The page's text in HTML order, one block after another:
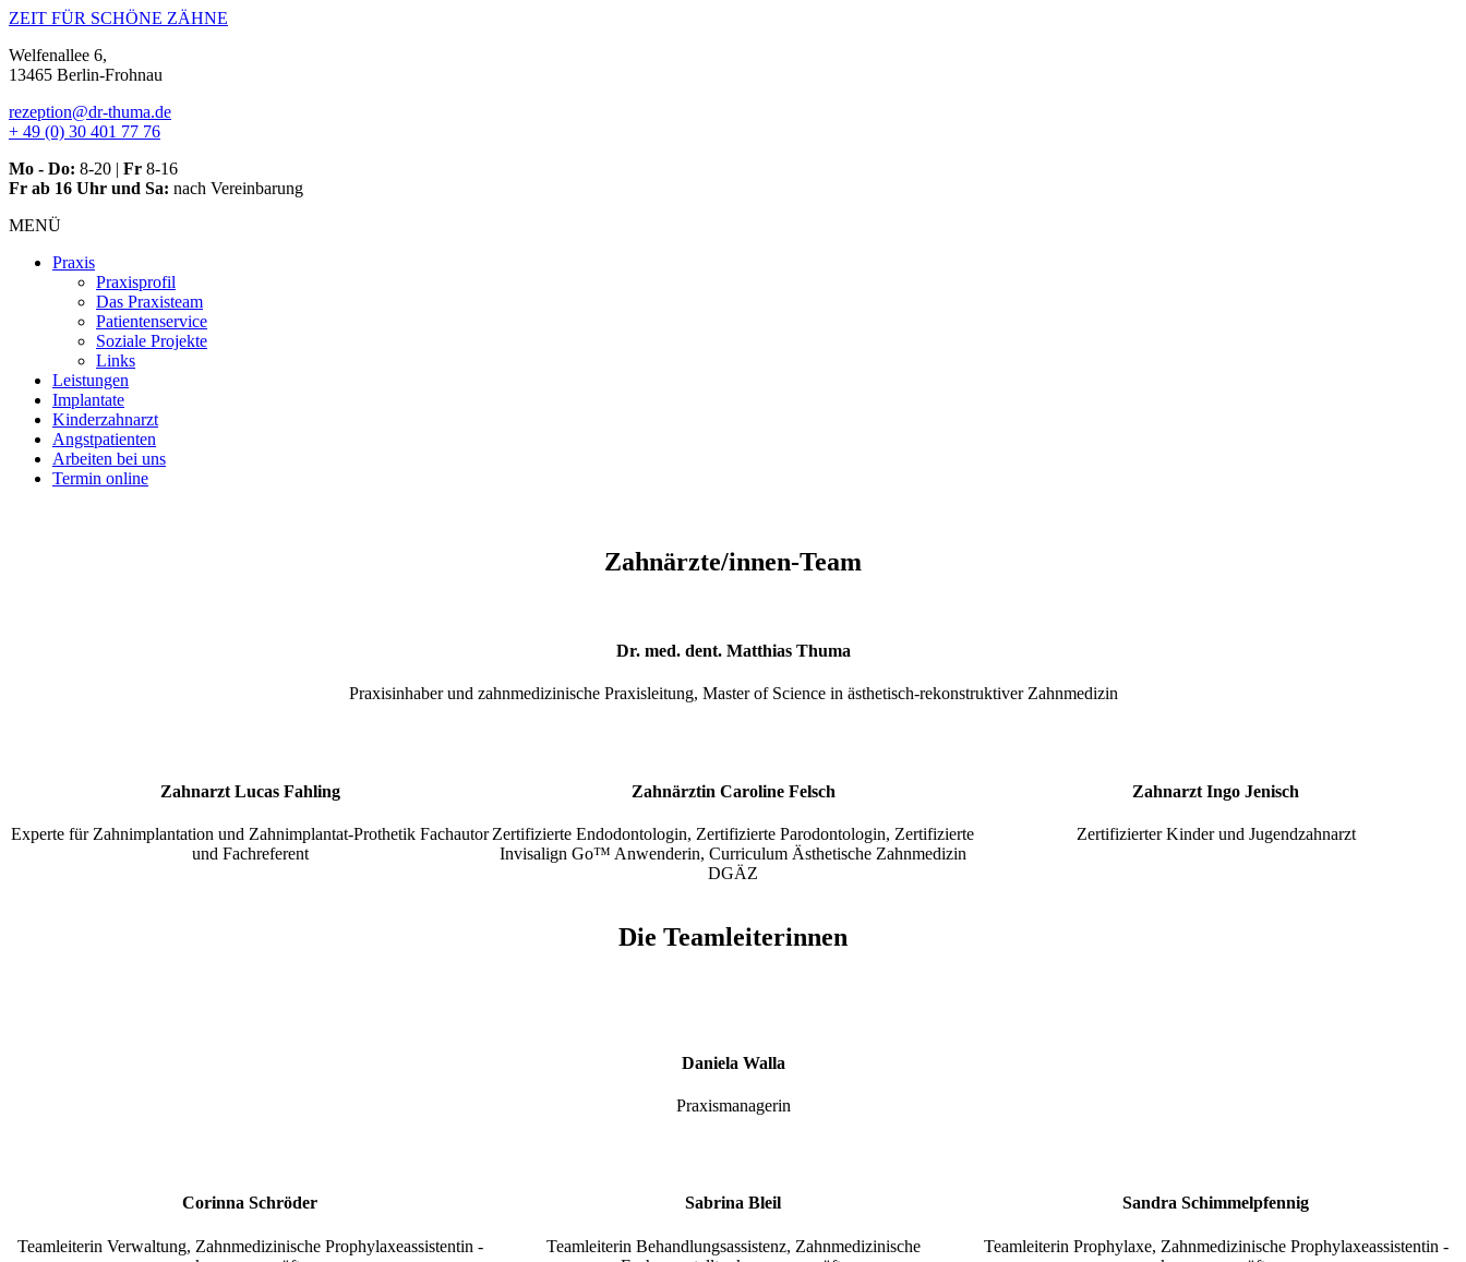
Zum
springen
ZEIT FÜR SCHÖNE ZÄHNE
Welfenallee 6,
13465 Berlin-Frohnau
rezeption@dr-thuma.de
+ 49 (0) 30 401 77 76
Mo - Do: 8-20 | Fr 8-16
Fr ab 16 Uhr und Sa: nach Vereinbarung
MENÜ
Praxis
Praxisprofil
Das Praxisteam
Patientenservice
Soziale Projekte
Links
Leistungen
Implantate
Kinderzahnarzt
Angstpatienten
Arbeiten bei uns
Termin online
Zahnärzte/innen-Team
Dr. med. dent. Matthias Thuma
Praxisinhaber und zahnmedizinische Praxisleitung, Master of Science in ästhetisch-rekonstruktiver Zahnmedizin
Zahnarzt Lucas Fahling
Experte für Zahnimplantation und Zahnimplantat-Prothetik Fachautor
und Fachreferent
Zahnärztin Caroline Felsch
Zertifizierte Endodontologin, Zertifizierte Parodontologin, Zertifizierte
Invisalign Go™ Anwenderin, Curriculum Ästhetische Zahnmedizin
DGÄZ
Zahnarzt Ingo Jenisch
Zertifizierter Kinder und Jugendzahnarzt
Die Teamleiterinnen
Daniela Walla
Praxismanagerin
Corinna Schröder
Teamleiterin Verwaltung, Zahnmedizinische Prophylaxeassistentin -
Sabrina Bleil
Teamleiterin Behandlungsassistenz, Zahnmedizinische
Sandra Schimmelpfennig
Teamleiterin Prophylaxe, Zahnmedizinische Prophylaxeassistentin -